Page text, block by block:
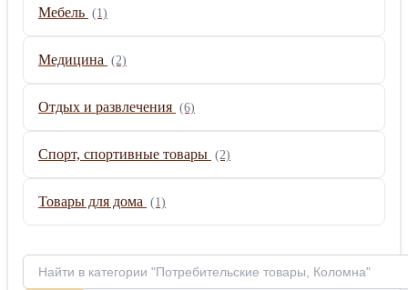
Мебель (1)
Медицина (2)
Отдых и развлечения (6)
Спорт, спортивные товары (2)
Товары для дома (1)